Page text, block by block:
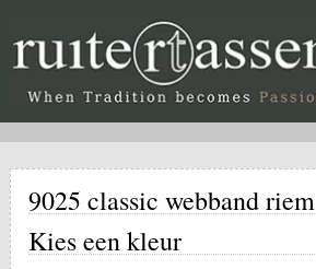
9025 classic webband riem
Kies een kleur